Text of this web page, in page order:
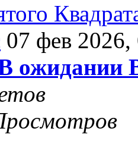
07 фев 2026,
ожидании